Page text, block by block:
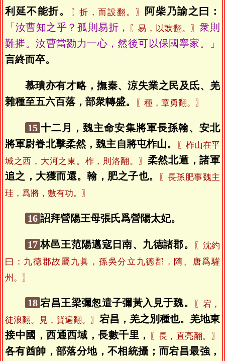
利延不能折。
〖折，而設翻。〗
阿柴乃諭之曰：
「汝曹知之乎？孤則易折，
〖易，以豉翻。〗衆則
難摧。汝曹當勠力一心，然後可以保國寧家。」
言終而卒。
慕璝亦有才略，撫秦、涼失業之民及氐、羌
雜種至五六百落，部衆轉盛。
〖種，章勇翻。〗
15 十二月，魏主命安集將軍長孫翰、安北
將軍尉眷北擊柔然，魏主自將屯柞山。
〖柞山在平
城之西，大河之東。柞，則洛翻。〗 柔然北遁，諸軍
追之，大獲而還。翰，肥之子也。
〖長孫肥事魏主
珪，爲將，數有功。〗
16 詔拜營陽王母張氏爲營陽太妃。
17 林邑王范陽邁寇日南、九德諸郡。
〖沈約
曰：九德郡故屬九眞，孫吳分立九德郡，隋、唐爲驩
州。〗
18 宕昌王梁彌怱遣子彌黃入見于魏。
〖宕，
徒浪翻。見，賢遍翻。〗 宕昌，羌之別種也。羌地東
接中國，西通西域，長數千里，
〖長，直亮翻。〗
各有酋帥，部落分地，不相統攝；而宕昌最強，